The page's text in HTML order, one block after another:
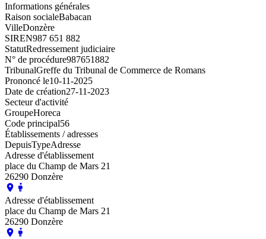
Informations générales
Raison socialeBabacan
VilleDonzère
SIREN987 651 882
StatutRedressement judiciaire
N° de procédure987651882
TribunalGreffe du Tribunal de Commerce de Romans
Prononcé le10-11-2025
Date de création27-11-2023
Secteur d'activité
GroupeHoreca
Code principal56
Établissements / adresses
DepuisTypeAdresse
Adresse d'établissement
place du Champ de Mars 21
26290 Donzère
Adresse d'établissement
place du Champ de Mars 21
26290 Donzère